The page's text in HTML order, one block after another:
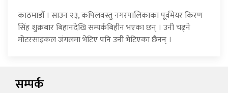
काठमाडौँ । साउन २३, कपिलवस्तु नगरपालिकाका पूर्वमेयर किरण
सिंह शुक्रबार बिहानदेखि सम्पर्कबिहीन भएका छन् । उनी चढ्ने
मोटरसाइकल जंगलमा भेटिए पनि उनी भेटिएका छैनन् ।
सम्पर्क